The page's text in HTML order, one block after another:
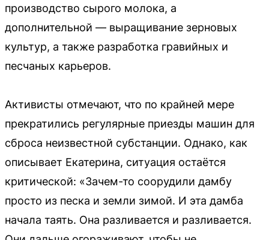
производство сырого молока, а
дополнительной — выращивание зерновых
культур, а также разработка гравийных и
песчаных карьеров.
Активисты отмечают, что по крайней мере
прекратились регулярные приезды машин для
сброса неизвестной субстанции. Однако, как
описывает Екатерина, ситуация остаётся
критической: «Зачем-то соорудили дамбу
просто из песка и земли зимой. И эта дамба
начала таять. Она разливается и разливается.